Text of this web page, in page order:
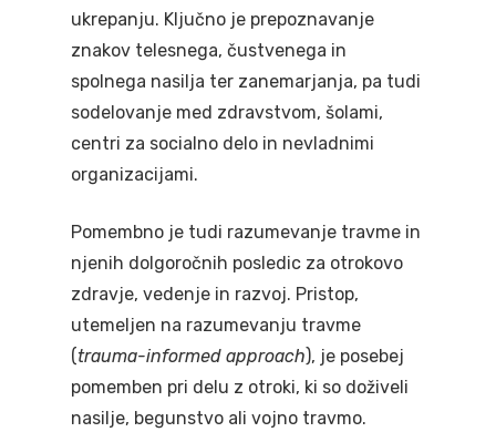
ukrepanju. Ključno je prepoznavanje
znakov telesnega, čustvenega in
spolnega nasilja ter zanemarjanja, pa tudi
sodelovanje med zdravstvom, šolami,
centri za socialno delo in nevladnimi
organizacijami.
Pomembno je tudi razumevanje travme in
njenih dolgoročnih posledic za otrokovo
zdravje, vedenje in razvoj. Pristop,
utemeljen na razumevanju travme
(trauma-informed approach), je posebej
pomemben pri delu z otroki, ki so doživeli
nasilje, begunstvo ali vojno travmo.
O programu
Vizija, poslanstvo in
Predstavitev
Upravljanje
Vsebine
Nosečnost
Zdravstveni
pravice nosečnic
Za zdravo
Porod
Poporodno
Dojenje
Sodelovalno
Novorojenček in
Preventivno
Razvoj
Otrok
Predšolski otrok
Šolski otrok
Zgodnja
Mladostnik,
Preventivno
Časovnica
Info portal